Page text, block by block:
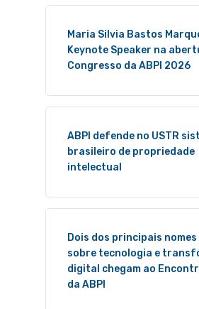
Maria Silvia Bastos
Keynote Speaker na
Congresso da ABPI 2026
ABPI defende no USTR
brasileiro de propriedade
intelectual
Dois dos principais
sobre tecnologia e
digital chegam ao
da ABPI